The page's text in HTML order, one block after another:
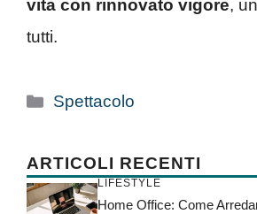
vita con rinnovato vigore,
tutti.
Categorie
Spettacolo
ARTICOLI RECENTI
LIFESTYLE
Home Office: Come